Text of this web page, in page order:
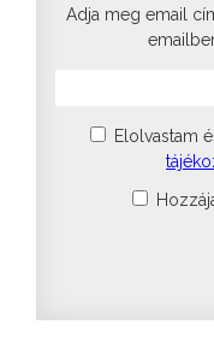
Adja meg email
Elolvastam